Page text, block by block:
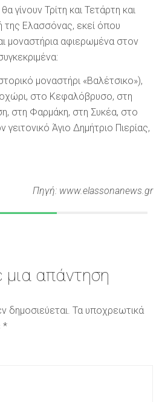
γίνουν Τρίτη και Τετάρτη και
της Ελασσόνας, εκεί όπου
μοναστήρια αφιερωμένα στον
μοναστήρι «Βαλέτσικο»),
στο Κεφαλόβρυσο, στη
στη Φαρμάκη, στη Συκέα, στο
Άγιο Δημήτριο Πιερίας,
Πηγή: www.elassonanews.gr
απάντηση
δημοσιεύεται. Τα υποχρεωτικά
*